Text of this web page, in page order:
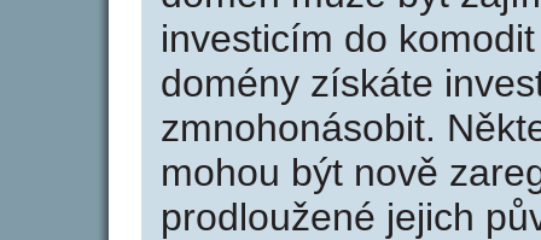
investicím do
domény získáte
zmnohonásobit.
mohou být nově
prodloužené jejich